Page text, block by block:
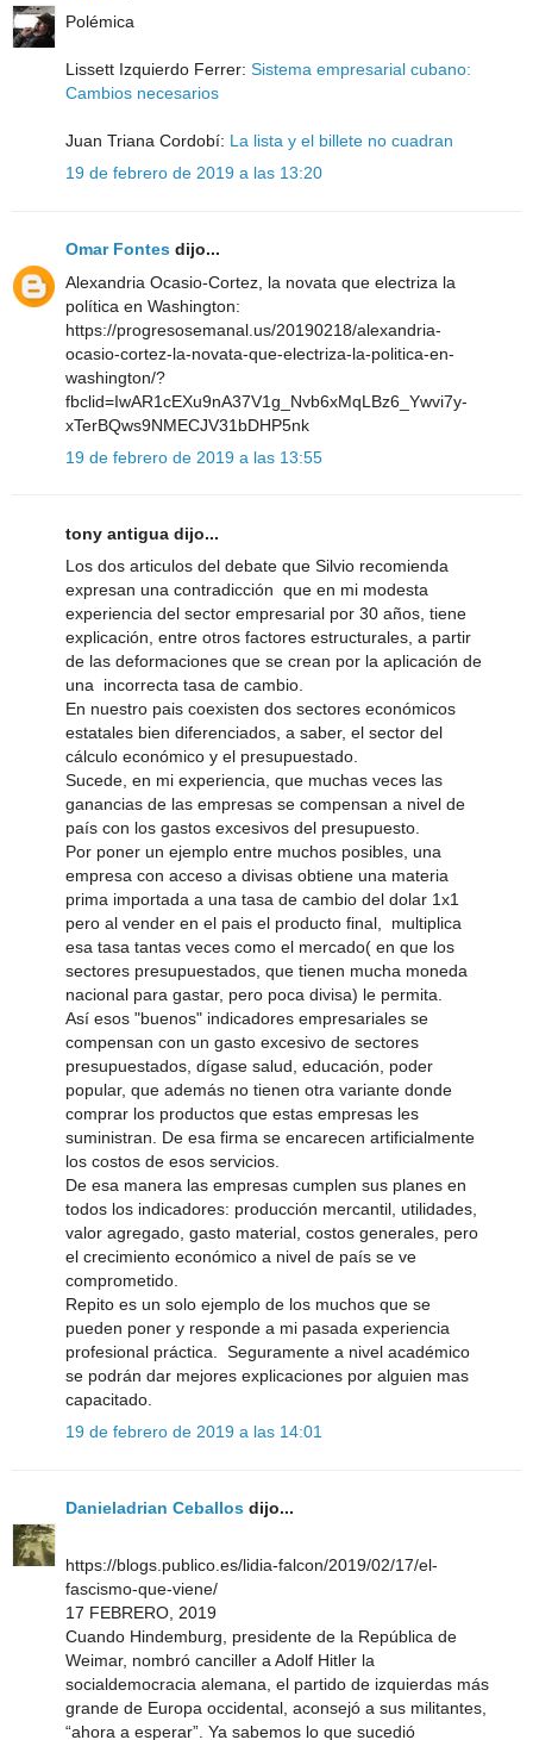
Polémica
Lissett Izquierdo Ferrer: Sistema empresarial cubano:
Cambios necesarios
Juan Triana Cordobí: La lista y el billete no cuadran
19 de febrero de 2019 a las 13:20
Omar Fontes dijo...
Alexandria Ocasio-Cortez, la novata que electriza la
política en Washington:
https://progresosemanal.us/20190218/alexandria-
ocasio-cortez-la-novata-que-electriza-la-politica-en-
washington/?
fbclid=IwAR1cEXu9nA37V1g_Nvb6xMqLBz6_Ywvi7y-
xTerBQws9NMECJV31bDHP5nk
19 de febrero de 2019 a las 13:55
tony antigua dijo...
Los dos articulos del debate que Silvio recomienda
expresan una contradicción que en mi modesta
experiencia del sector empresarial por 30 años, tiene
explicación, entre otros factores estructurales, a partir
de las deformaciones que se crean por la aplicación de
una incorrecta tasa de cambio.
En nuestro pais coexisten dos sectores económicos
estatales bien diferenciados, a saber, el sector del
cálculo económico y el presupuestado.
Sucede, en mi experiencia, que muchas veces las
ganancias de las empresas se compensan a nivel de
país con los gastos excesivos del presupuesto.
Por poner un ejemplo entre muchos posibles, una
empresa con acceso a divisas obtiene una materia
prima importada a una tasa de cambio del dolar 1x1
pero al vender en el pais el producto final, multiplica
esa tasa tantas veces como el mercado( en que los
sectores presupuestados, que tienen mucha moneda
nacional para gastar, pero poca divisa) le permita.
Así esos "buenos" indicadores empresariales se
compensan con un gasto excesivo de sectores
presupuestados, dígase salud, educación, poder
popular, que además no tienen otra variante donde
comprar los productos que estas empresas les
suministran. De esa firma se encarecen artificialmente
los costos de esos servicios.
De esa manera las empresas cumplen sus planes en
todos los indicadores: producción mercantil, utilidades,
valor agregado, gasto material, costos generales, pero
el crecimiento económico a nivel de país se ve
comprometido.
Repito es un solo ejemplo de los muchos que se
pueden poner y responde a mi pasada experiencia
profesional práctica. Seguramente a nivel académico
se podrán dar mejores explicaciones por alguien mas
capacitado.
19 de febrero de 2019 a las 14:01
Danieladrian Ceballos dijo...
https://blogs.publico.es/lidia-falcon/2019/02/17/el-
fascismo-que-viene/
17 FEBRERO, 2019
Cuando Hindemburg, presidente de la República de
Weimar, nombró canciller a Adolf Hitler la
socialdemocracia alemana, el partido de izquierdas más
grande de Europa occidental, aconsejó a sus militantes,
“ahora a esperar”. Ya sabemos lo que sucedió